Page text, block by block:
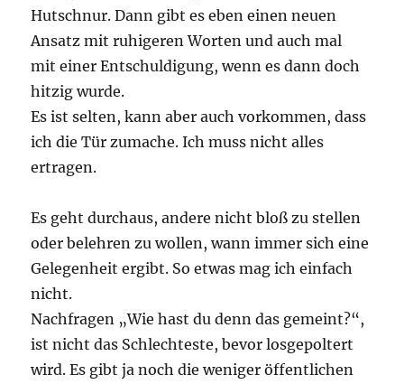
Hutschnur. Dann gibt es eben einen neuen
Ansatz mit ruhigeren Worten und auch mal
mit einer Entschuldigung, wenn es dann doch
hitzig wurde.
Es ist selten, kann aber auch vorkommen, dass
ich die Tür zumache. Ich muss nicht alles
ertragen.
Es geht durchaus, andere nicht bloß zu stellen
oder belehren zu wollen, wann immer sich eine
Gelegenheit ergibt. So etwas mag ich einfach
nicht.
Nachfragen „Wie hast du denn das gemeint?“,
ist nicht das Schlechteste, bevor losgepoltert
wird. Es gibt ja noch die weniger öffentlichen